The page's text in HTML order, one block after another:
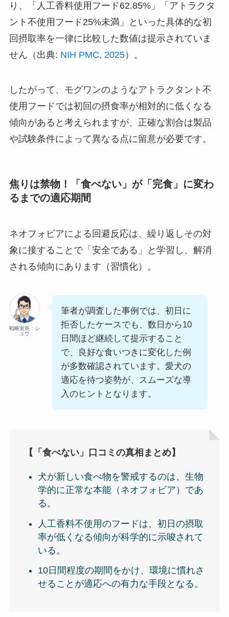
り、「人工香料使用フード62.85%」「アトラクタ
ント不使用フード25%未満」といった具体的な初
回摂取率を一律に比較した数値は提示されていま
せん（出典: NIH PMC, 2025）。
したがって、モグワンのようなアトラクタント不
使用フードでは初回の摂食率が相対的に低くなる
傾向があると考えられますが、正確な割合は製品
や試験条件によって異なる点に留意が必要です。
焦りは禁物！「食べない」が「完食」に変わ
るまでの適応期間
ネオフォビアによる回避反応は、繰り返しその対
象に接することで「安全である」と学習し、解消
される傾向にあります（習慣化）。
戦略室長：シ
ュウ
筆者が調査した事例では、初日に
拒否したケースでも、数日から10
日間ほど継続して提示すること
で、良好な食いつきに変化した例
が多数確認されています。愛犬の
適応を待つ姿勢が、スムーズな導
入のヒントとなります。
【「食べない」口コミの真相まとめ】
犬が新しい食べ物を警戒するのは、生物
学的に正常な本能（ネオフォビア）であ
る。
人工香料不使用のフードは、初日の摂取
率が低くなる傾向が科学的に示唆されて
いる。
10日間程度の期間をかけ、環境に慣れさ
せることが適応への有力な手段となる。